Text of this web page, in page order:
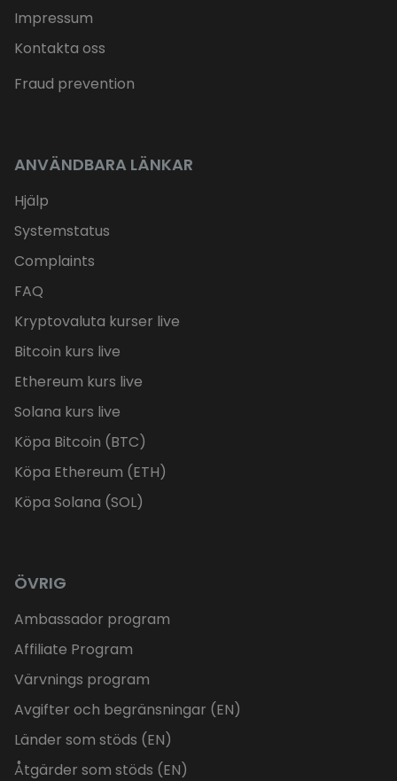
Impressum
Kontakta oss
Fraud prevention
ANVÄNDBARA LÄNKAR
Hjälp
Systemstatus
Complaints
FAQ
Kryptovaluta kurser live
Bitcoin kurs live
Ethereum kurs live
Solana kurs live
Köpa Bitcoin (BTC)
Köpa Ethereum (ETH)
Köpa Solana (SOL)
ÖVRIG
Ambassador program
Affiliate Program
Värvnings program
Avgifter och begränsningar (EN)
Länder som stöds (EN)
Åtgärder som stöds (EN)